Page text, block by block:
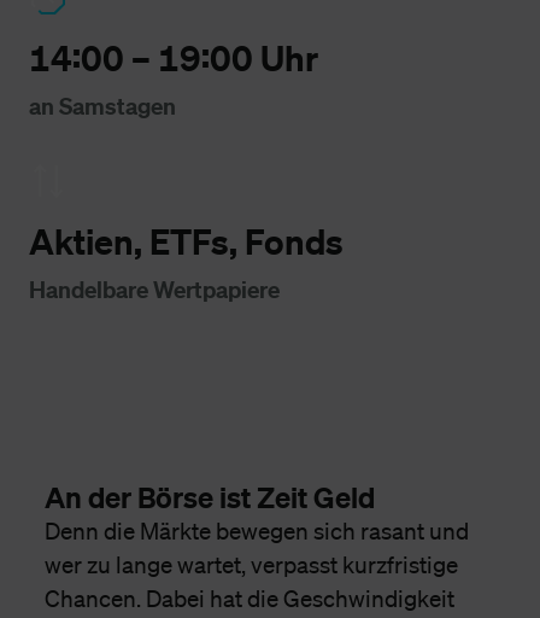
14:00 – 19:00 Uhr
an Samstagen
Aktien, ETFs, Fonds
Handelbare Wertpapiere
An der Börse ist Zeit Geld
Denn die Märkte bewegen sich rasant und
wer zu lange wartet, verpasst kurzfristige
Chancen. Dabei hat die Geschwindigkeit